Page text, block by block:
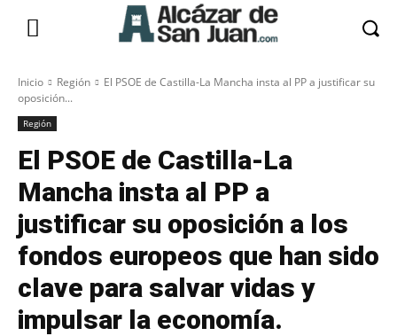
Inicio Región
El PSOE de Castilla-La Mancha insta al PP a justificar su
oposición...
Región
El PSOE de Castilla-La
Mancha insta al PP a
justificar su oposición a los
fondos europeos que han sido
clave para salvar vidas y
impulsar la economía.